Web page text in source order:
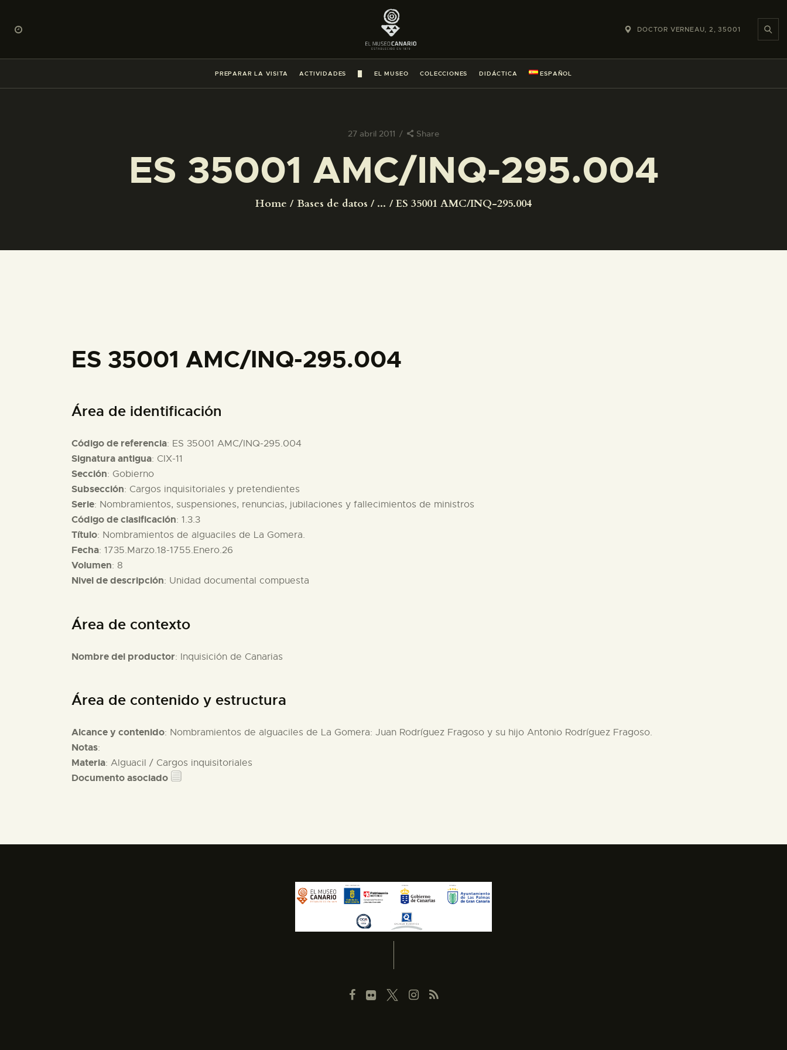
DOCTOR VERNEAU, 2, 35001
PREPARAR LA VISITA ACTIVIDADES EL MUSEO COLECCIONES DIDÁCTICA ESPAÑOL
27 abril 2011 Share
ES 35001 AMC/INQ-295.004
Home Bases de datos ... ES 35001 AMC/INQ-295.004
PREPARAR LA VISITA
ACTIVIDADES
█
COLECCIONES
DIDÁCTICA
█
ESPAÑOL
ES 35001 AMC/INQ-295.004
Área de identificación
Código de referencia: ES 35001 AMC/INQ-295.004
Signatura antigua: CIX-11
Sección: Gobierno
Subsección: Cargos inquisitoriales y pretendientes
Serie: Nombramientos, suspensiones, renuncias, jubilaciones y fallecimientos de ministros
Código de clasificación: 1.3.3
Título: Nombramientos de alguaciles de La Gomera.
Fecha: 1735.Marzo.18-1755.Enero.26
Volumen: 8
Nivel de descripción: Unidad documental compuesta
Área de contexto
Nombre del productor: Inquisición de Canarias
Área de contenido y estructura
Alcance y contenido: Nombramientos de alguaciles de La Gomera: Juan Rodríguez Fragoso y su hijo Antonio Rodríguez Fragoso.
Notas:
Materia: Alguacil / Cargos inquisitoriales
Documento asociado